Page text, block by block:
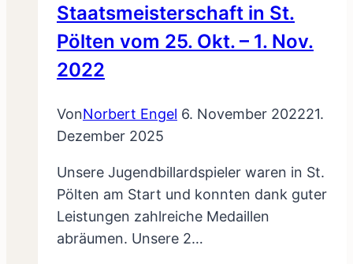
Staatsmeisterschaft in St.
Pölten vom 25. Okt. – 1. Nov.
2022
VonNorbert Engel 6. November 202221.
Dezember 2025
Unsere Jugendbillardspieler waren in St.
Pölten am Start und konnten dank guter
Leistungen zahlreiche Medaillen
abräumen. Unsere 2…